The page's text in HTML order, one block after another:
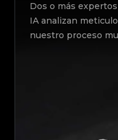
Dos o más
IA analizan
nuestro proceso